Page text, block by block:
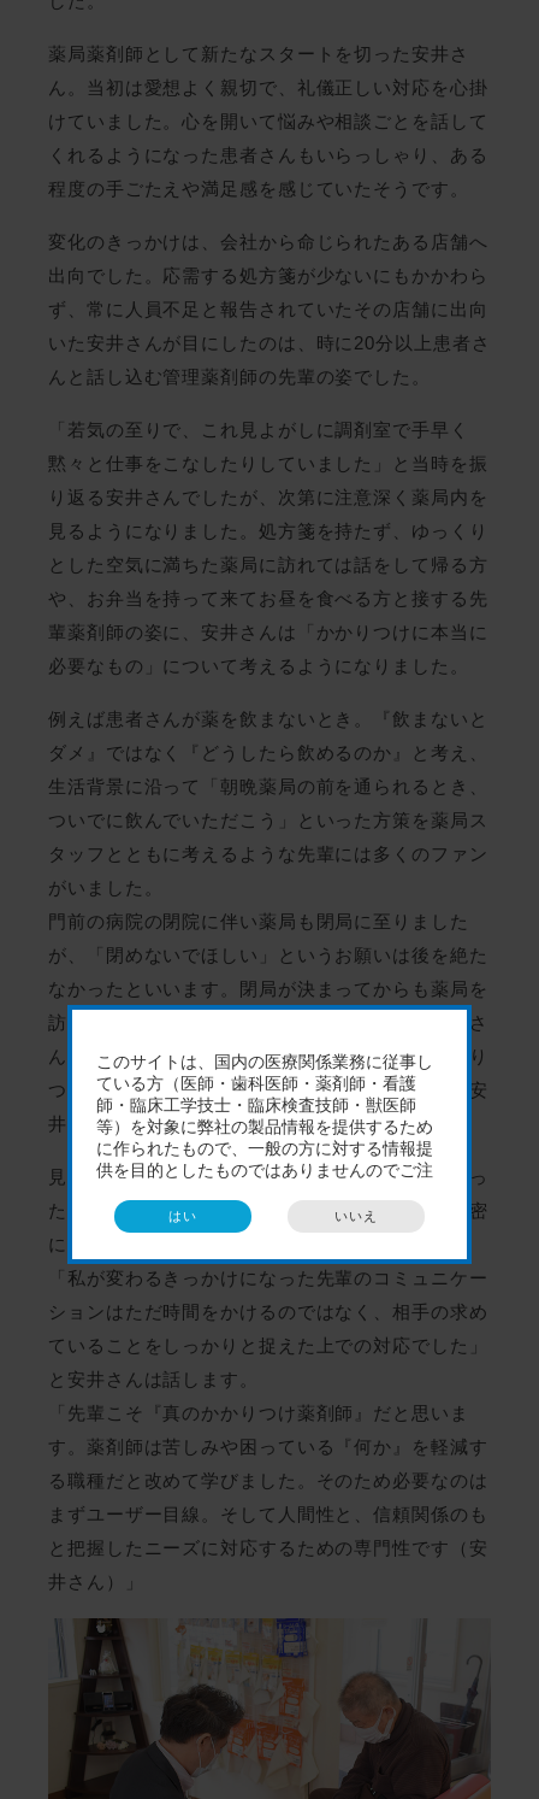
薬局薬剤師として新たなスタートを切った安井さ
ん。当初は愛想よく親切で、礼儀正しい対応を心掛
けていました。心を開いて悩みや相談ごとを話して
くれるようになった患者さんもいらっしゃり、ある
程度の手ごたえや満足感を感じていたそうです。
変化のきっかけは、会社から命じられたある店舗へ
出向でした。応需する処方箋が少ないにもかかわら
ず、常に人員不足と報告されていたその店舗に出向
いた安井さんが目にしたのは、時に20分以上患者さ
んと話し込む管理薬剤師の先輩の姿でした。
「若気の至りで、これ見よがしに調剤室で手早く
黙々と仕事をこなしたりしていました」と当時を振
り返る安井さんでしたが、次第に注意深く薬局内を
見るようになりました。処方箋を持たず、ゆっくり
とした空気に満ちた薬局に訪れては話をして帰る方
や、お弁当を持って来てお昼を食べる方と接する先
輩薬剤師の姿に、安井さんは「かかりつけに本当に
必要なもの」について考えるようになりました。
例えば患者さんが薬を飲まないとき。『飲まないと
ダメ』ではなく『どうしたら飲めるのか』と考え、
生活背景に沿って「朝晩薬局の前を通られるとき、
ついでに飲んでいただこう」といった方策を薬局ス
タッフとともに考えるような先輩には多くのファン
がいました。
門前の病院の閉院に伴い薬局も閉局に至りました
が、「閉めないでほしい」というお願いは後を絶た
なかったといいます。閉局が決まってからも薬局を
訪れたり電話をかけていただいたりといった患者さ
んからの挨拶が続き、先輩薬剤師の移転先をかかり
つけ薬局にした方も一人ふたりではないことに、安
井さんは改めて感銘を受けました。
見よう見まねで先輩の背中を追いかけるようになっ
た安井さんの、患者さんとの関係は見違えるほど密
になりました。
「私が変わるきっかけになった先輩のコミュニケー
ションはただ時間をかけるのではなく、相手の求め
ていることをしっかりと捉えた上での対応でした」
と安井さんは話します。
「先輩こそ『真のかかりつけ薬剤師』だと思いま
す。薬剤師は苦しみや困っている『何か』を軽減す
る職種だと改めて学びました。そのため必要なのは
まずユーザー目線。そして人間性と、信頼関係のも
と把握したニーズに対応するための専門性です（安
井さん）」